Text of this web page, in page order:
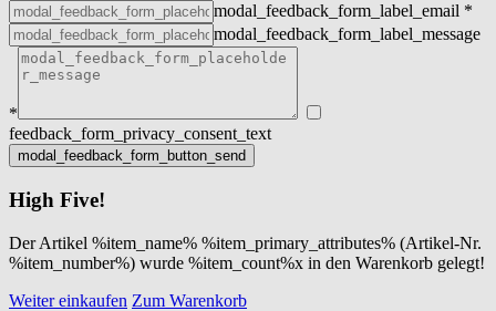
modal_feedback_form_label_email *
modal_feedback_form_label_message
*
feedback_form_privacy_consent_text
High Five!
Der Artikel %item_name% %item_primary_attributes% (Artikel-Nr.
%item_number%) wurde %item_count%x in den Warenkorb gelegt!
Weiter einkaufen Zum Warenkorb